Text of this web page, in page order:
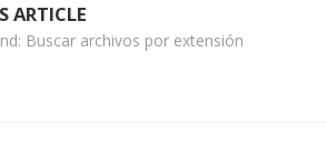
ARTICLE
Buscar archivos por extensión